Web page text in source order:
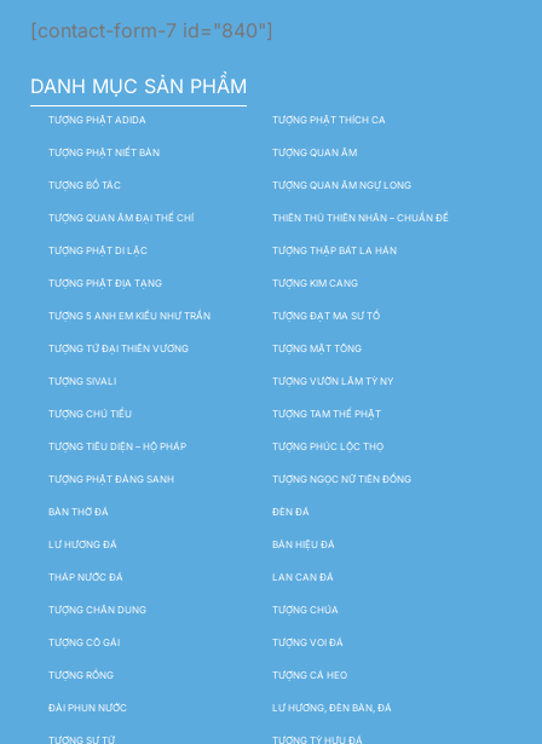
[contact-form-7 id="840"]
DANH MỤC SẢN PHẨM
TƯỢNG PHẬT ADIDA TƯỢNG PHẬT THÍCH CA
TƯỢNG PHẬT NIẾT BÀN TƯỢNG QUAN ÂM
TƯỢNG BỒ TÁC TƯỢNG QUAN ÂM NGỰ LONG
TƯỢNG QUAN ÂM ĐẠI THẾ CHÍ THIÊN THỦ THIÊN NHÃN – CHUẨN ĐỀ
TƯỢNG PHẬT DI LẶC TƯỢNG THẬP BÁT LA HÁN
TƯỢNG PHẬT ĐỊA TẠNG TƯỢNG KIM CANG
TƯỢNG 5 ANH EM KIỀU NHƯ TRẦN TƯỢNG ĐẠT MA SƯ TỔ
TƯỢNG TỨ ĐẠI THIÊN VƯƠNG TƯỢNG MẬT TÔNG
TƯỢNG SIVALI TƯỢNG VƯỜN LÂM TỲ NY
TƯỢNG CHÚ TIỂU TƯỢNG TAM THẾ PHẬT
TƯỢNG TIÊU DIỆN – HỘ PHÁP TƯỢNG PHÚC LỘC THỌ
TƯỢNG PHẬT ĐẢNG SANH TƯỢNG NGỌC NỮ TIÊN ĐỒNG
BÀN THỜ ĐÁ ĐÈN ĐÁ
LƯ HƯƠNG ĐÁ BẢN HIỆU ĐÁ
THÁP NƯỚC ĐÁ LAN CAN ĐÁ
TƯỢNG CHÂN DUNG TƯỢNG CHÚA
TƯỢNG CÔ GÁI TƯỢNG VOI ĐÁ
TƯỢNG RỒNG TƯỢNG CÁ HEO
ĐÀI PHUN NƯỚC LƯ HƯƠNG, ĐÈN BÀN, ĐÁ
TƯỢNG SƯ TỬ TƯỢNG TỲ HƯU ĐÁ